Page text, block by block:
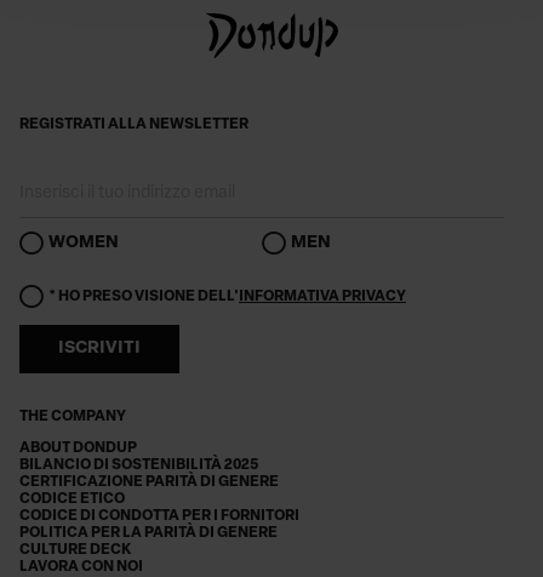
THE COMPANY
ABOUT DONDUP
BILANCIO DI SOSTENIBILITÀ 2025
CERTIFICAZIONE PARITÀ DI GENERE
CODICE ETICO
CODICE DI CONDOTTA PER I FORNITORI
POLITICA PER LA PARITÀ DI GENERE
CULTURE DECK
LAVORA CON NOI
REGISTRATI ALLA NEWSLETTER
WOMEN MEN
* HO PRESO VISIONE DELL' INFORMATIVA PRIVACY
ISCRIVITI